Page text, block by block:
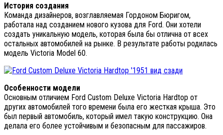
История создания
Команда дизайнеров, возглавляемая Гордоном Бюригом,
работала над созданием нового кузова для Ford. Они хотели
создать уникальную модель, которая была бы отлична от всех
остальных автомобилей на рынке. В результате работы родилась
модель Victoria Model 60.
Особенности модели
Основным отличием Ford Custom Deluxe Victoria Hardtop от
других автомобилей того времени была его жесткая крыша. Это
был первый автомобиль, который имел такую конструкцию. Она
делала его более устойчивым и безопасным для пассажиров.